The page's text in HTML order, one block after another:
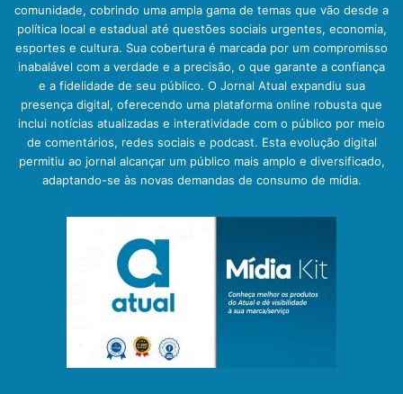
comunidade, cobrindo uma ampla gama de temas que vão desde a
política local e estadual até questões sociais urgentes, economia,
esportes e cultura. Sua cobertura é marcada por um compromisso
inabalável com a verdade e a precisão, o que garante a confiança
e a fidelidade de seu público. O Jornal Atual expandiu sua
presença digital, oferecendo uma plataforma online robusta que
inclui notícias atualizadas e interatividade com o público por meio
de comentários, redes sociais e podcast. Esta evolução digital
permitiu ao jornal alcançar um público mais amplo e diversificado,
adaptando-se às novas demandas de consumo de mídia.